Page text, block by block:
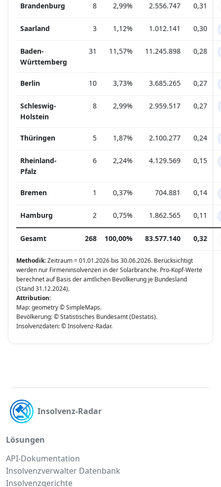
Brandenburg 8 2,99% 2.556.747 0,31
Saarland 3 1,12% 1.012.141 0,30
Baden-
Württemberg
31 11,57% 11.245.898 0,28
Berlin 10 3,73% 3.685.265 0,27
Schleswig-
Holstein
8 2,99% 2.959.517 0,27
Thüringen 5 1,87% 2.100.277 0,24
Rheinland-
Pfalz
6 2,24% 4.129.569 0,15
Bremen 1 0,37% 704.881 0,14
Hamburg 2 0,75% 1.862.565 0,11
Gesamt 268 100,00% 83.577.140 0,32
Methodik:Zeitraum = 01.01.2026 bis 30.06.2026. Berücksichtigt
werden nur Firmeninsolvenzen in der Solarbranche. Pro-Kopf-Werte
berechnet auf Basis der amtlichen Bevölkerung je Bundesland
(Stand 31.12.2024).
Attribution:
Map: geometry © SimpleMaps.
Bevölkerung: © Statistisches Bundesamt (Destatis).
Insolvenzdaten: © Insolvenz-Radar.
Insolvenz-Radar
Lösungen
API-Dokumentation
Insolvenzverwalter Datenbank
Insolvenzgerichte